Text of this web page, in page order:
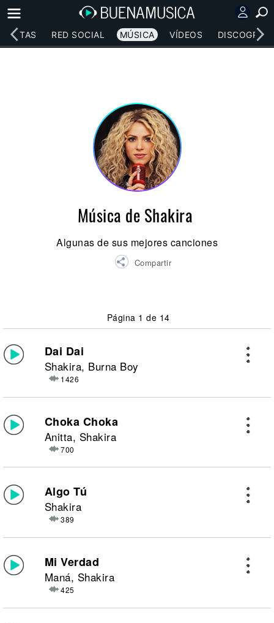
RED SOCIAL MÚSICA VÍDEOS
Música de Shakira
Algunas de sus mejores canciones
Compartir
Página 1 de 14
Dai Dai
Shakira, Burna Boy
1426
Choka Choka
Anitta, Shakira
700
Algo Tú
Shakira
389
Mi Verdad
Maná, Shakira
425